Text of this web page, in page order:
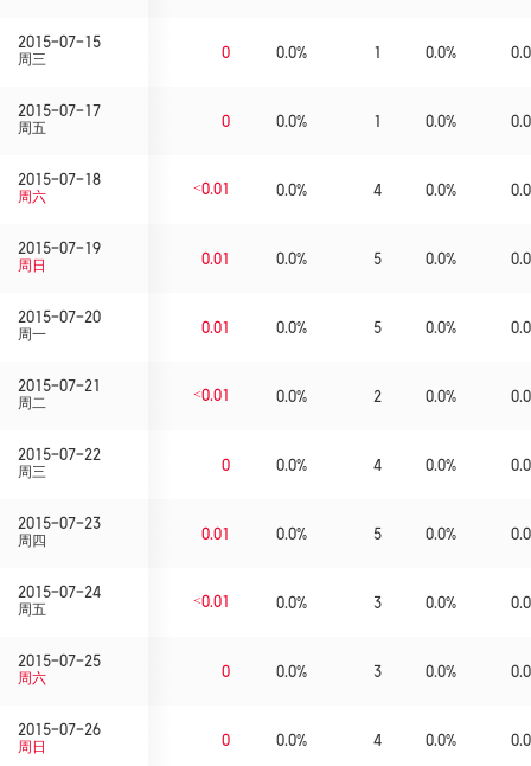
2015-07-15
周三
0 0.0% 1 0.0% 0.0
2015-07-17
周五
0 0.0% 1 0.0% 0.0
2015-07-18
周六
<0.01 0.0% 4 0.0% 0.0
2015-07-19
周日
0.01 0.0% 5 0.0% 0.0
2015-07-20
周一
0.01 0.0% 5 0.0% 0.0
2015-07-21
周二
<0.01 0.0% 2 0.0% 0.0
2015-07-22
周三
0 0.0% 4 0.0% 0.0
2015-07-23
周四
0.01 0.0% 5 0.0% 0.0
2015-07-24
周五
<0.01 0.0% 3 0.0% 0.0
2015-07-25
周六
0 0.0% 3 0.0% 0.0
2015-07-26
周日
0 0.0% 4 0.0% 0.0